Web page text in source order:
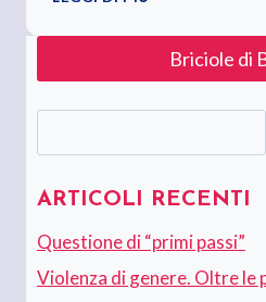
BEATI
NUOVI
Briciole di
ARTICOLI RECENTI
Questione di “primi passi”
Violenza di genere. Oltre le